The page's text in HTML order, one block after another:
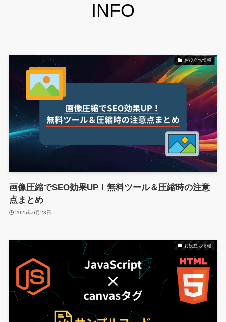
INFO
お役立ち情報
画像圧縮でSEO効果UP！無料ツール＆圧縮時の注意
点まとめ
2025年6月23日
お役立ち情報